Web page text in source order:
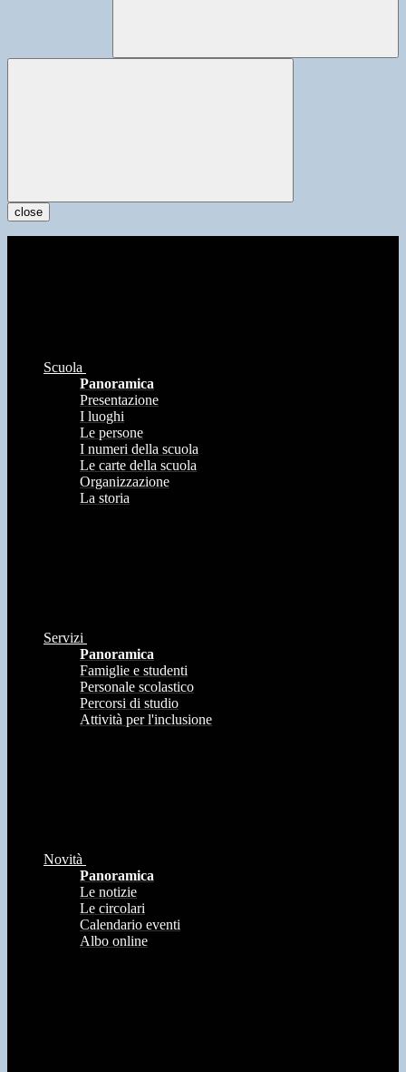
close
Scuola
Panoramica
Presentazione
I luoghi
Le persone
I numeri della scuola
Le carte della scuola
Organizzazione
La storia
Servizi
Panoramica
Famiglie e studenti
Personale scolastico
Percorsi di studio
Attività per l'inclusione
Novità
Panoramica
Le notizie
Le circolari
Calendario eventi
Albo online